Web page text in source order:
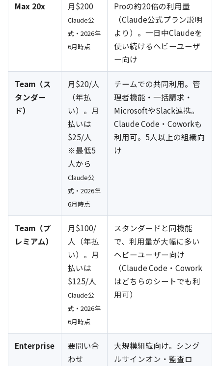
Max 20x 月$200
Claude公
式・2026年
6月時点
Proの約20倍の利用量
（Claude公式プラン説明
より）。一日中Claudeを
使い続けるヘビーユーザ
ー向け
Team（ス
タンダー
ド）
月$20/人
（年払
い）。月
払いは
$25/人
※最低5
人から
Claude公
式・2026年
6月時点
チームでの共同利用。管
理者機能・一括請求・
MicrosoftやSlack連携。
Claude Code・Coworkも
利用可。5人以上の組織向
け
Team（プ
レミアム）
月$100/
人（年払
い）。月
払いは
$125/人
Claude公
式・2026年
6月時点
スタンダードと同機能
で、利用量が大幅に多い
ヘビーユーザー向け
（Claude Code・Cowork
はどちらのシートでも利
用可）
Enterprise
要問い合
わせ
大規模組織向け。シング
ルサインオン・監査ロ